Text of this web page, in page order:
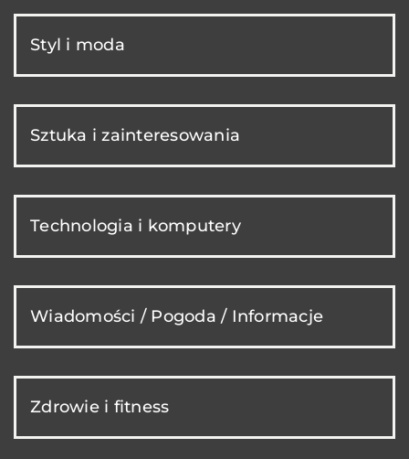
Styl i moda
Sztuka i zainteresowania
Technologia i komputery
Wiadomości / Pogoda / Informacje
Zdrowie i fitness